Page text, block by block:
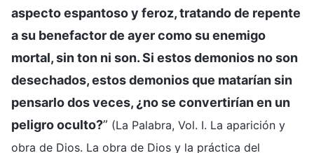
aspecto espantoso y feroz, tratando de repente
a su benefactor de ayer como su enemigo
mortal, sin ton ni son. Si estos demonios no son
desechados, estos demonios que matarían sin
pensarlo dos veces, ¿no se convertirían en un
peligro oculto?” (La Palabra, Vol. I. La aparición y
obra de Dios. La obra de Dios y la práctica del